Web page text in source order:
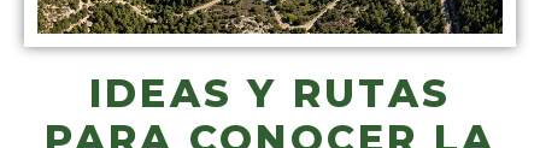
IDEAS Y RUTAS
PARA CONOCER LA